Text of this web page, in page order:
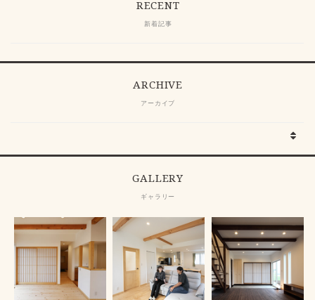
RECENT
新着記事
ARCHIVE
アーカイブ
GALLERY
ギャラリー